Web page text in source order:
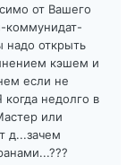
от Вашего
коммунидат-
надо открыть
кэшем и
если не
недолго в
или
д...зачем